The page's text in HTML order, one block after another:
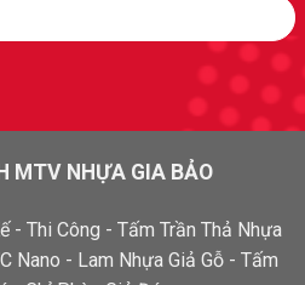
MTV NHỰA GIA BẢO
- Thi Công - Tấm Trần Thả Nhựa
Nano - Lam Nhựa Giả Gỗ - Tấm